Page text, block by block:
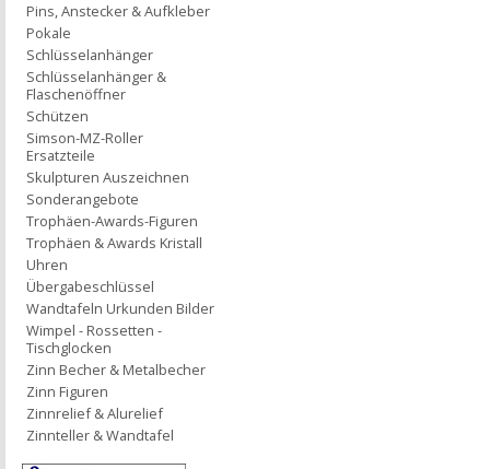
Pins, Anstecker & Aufkleber
Pokale
Schlüsselanhänger
Schlüsselanhänger &
Flaschenöffner
Schützen
Simson-MZ-Roller
Ersatzteile
Skulpturen Auszeichnen
Sonderangebote
Trophäen-Awards-Figuren
Trophäen & Awards Kristall
Uhren
Übergabeschlüssel
Wandtafeln Urkunden Bilder
Wimpel - Rossetten -
Tischglocken
Zinn Becher & Metalbecher
Zinn Figuren
Zinnrelief & Alurelief
Zinnteller & Wandtafel